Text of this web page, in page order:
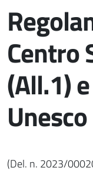
Centro
(All.1)
(Del. n. 2023/